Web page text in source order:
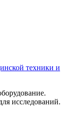
исследований.